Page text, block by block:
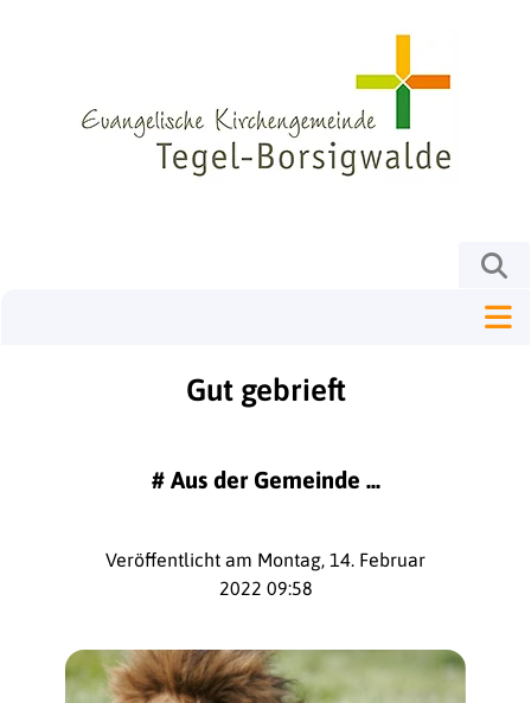
Gut gebrieft
# Aus der Gemeinde ...
Veröffentlicht am Montag, 14. Februar
2022 09:58